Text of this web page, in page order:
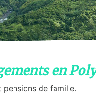
en
de famille.